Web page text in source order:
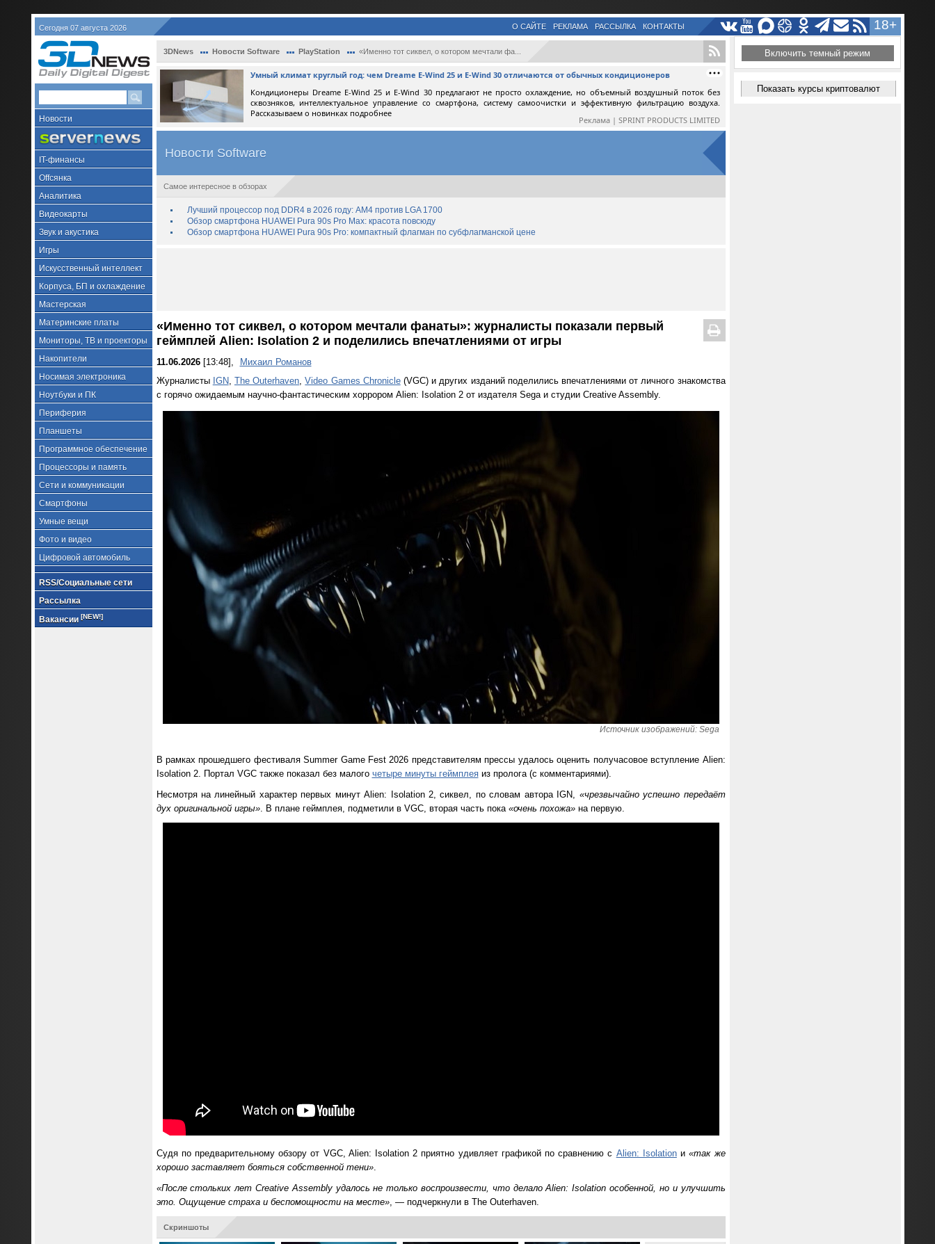
Сегодня 07 августа 2026 18+
О САЙТЕ РЕКЛАМА РАССЫЛКА КОНТАКТЫ
Новости
IT-финансы
Offсянка
Аналитика
Видеокарты
Звук и акустика
Игры
Искусственный интеллект
Корпуса, БП и охлаждение
Мастерская
Материнские платы
Мониторы, ТВ и проекторы
Накопители
Носимая электроника
Ноутбуки и ПК
Периферия
Планшеты
Программное обеспечение
Процессоры и память
Сети и коммуникации
Смартфоны
Умные вещи
Фото и видео
Цифровой автомобиль
RSS/Социальные сети
Рассылка
Вакансии [NEW!]
3DNews Новости Software PlayStation «Именно тот сиквел, о котором мечтали фа...
Умный климат круглый год: чем Dreame E-Wind 25 и E-Wind 30 отличаются от обычных кондиционеров
Кондиционеры Dreame E-Wind 25 и E-Wind 30 предлагают не просто охлаждение, но объемный воздушный поток без
сквозняков, интеллектуальное управление со смартфона, систему самоочистки и эффективную фильтрацию воздуха.
Рассказываем о новинках подробнее
Реклама | SPRINT PRODUCTS LIMITED
Новости Software
Самое интересное в обзорах
Лучший процессор под DDR4 в 2026 году: AM4 против LGA 1700
Обзор смартфона HUAWEI Pura 90s Pro Max: красота повсюду
Обзор смартфона HUAWEI Pura 90s Pro: компактный флагман по субфлагманской цене
«Именно тот сиквел, о котором мечтали фанаты»: журналисты показали первый
геймплей Alien: Isolation 2 и поделились впечатлениями от игры
11.06.2026[13:48],
Михаил Романов
Журналисты IGN, The Outerhaven,Video Games Chronicle(VGC) и других изданий поделились впечатлениями от личного знакомства
с горячо ожидаемым научно-фантастическим хоррором Alien: Isolation 2 от издателя Sega и студии Creative Assembly.
Источник изображений: Sega
В рамках прошедшего фестиваля Summer Game Fest 2026 представителям прессы удалось оценить получасовое вступление Alien:
Isolation 2. Портал VGC также показал без малого четыре минуты геймплеяиз пролога (с комментариями).
Несмотря на линейный характер первых минут Alien: Isolation 2, сиквел, по словам автора IGN, «чрезвычайно успешно передаёт
дух оригинальной игры». В плане геймплея, подметили в VGC, вторая часть пока «очень похожа»на первую.
Судя по предварительному обзору от VGC, Alien: Isolation 2 приятно удивляет графикой по сравнению с Alien: Isolationи «так же
хорошо заставляет бояться собственной тени».
«После стольких лет Creative Assembly удалось не только воспроизвести, что делало Alien: Isolation особенной, но и улучшить
это. Ощущение страха и беспомощности на месте», — подчеркнули в The Outerhaven.
Скриншоты
Включить темный режим
Показать курсы криптовалют